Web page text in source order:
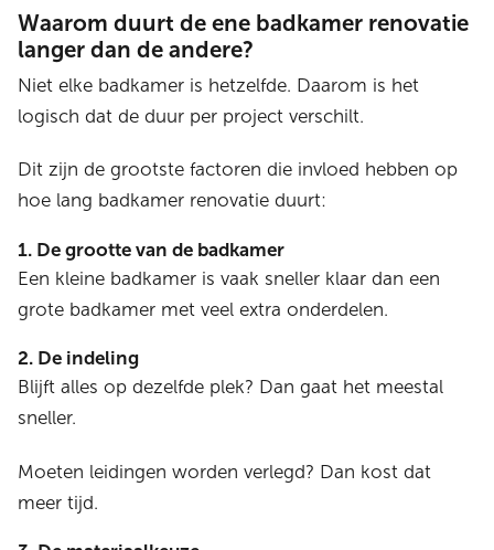
Waarom duurt de ene badkamer renovatie
langer dan de andere?
Niet elke badkamer is hetzelfde. Daarom is het
logisch dat de duur per project verschilt.
Dit zijn de grootste factoren die invloed hebben op
hoe lang badkamer renovatie duurt:
1. De grootte van de badkamer
Een kleine badkamer is vaak sneller klaar dan een
grote badkamer met veel extra onderdelen.
2. De indeling
Blijft alles op dezelfde plek? Dan gaat het meestal
sneller.
Moeten leidingen worden verlegd? Dan kost dat
meer tijd.